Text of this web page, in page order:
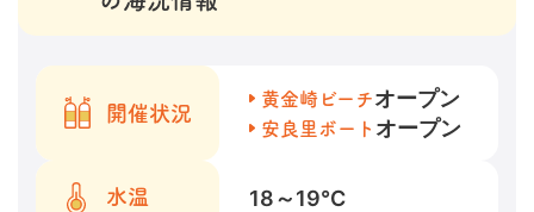
開催状況
黄金崎ビーチオープン
安良里ボート オープン
水温 18～19℃